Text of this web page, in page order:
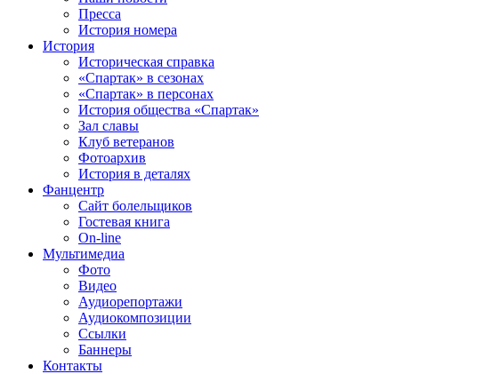
Пресса
История номера
История
Историческая справка
«Спартак» в сезонах
«Спартак» в персонах
История общества «Спартак»
Зал славы
Клуб ветеранов
Фотоархив
История в деталях
Фанцентр
Сайт болельщиков
Гостевая книга
On-line
Мультимедиа
Фото
Видео
Аудиорепортажи
Аудиокомпозиции
Ссылки
Баннеры
Контакты